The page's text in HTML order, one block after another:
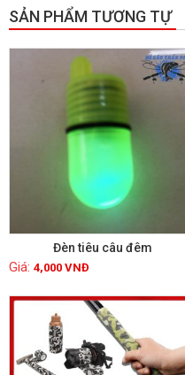
SẢN PHẨM TƯƠNG TỰ
Xem chi tiết
Đèn tiêu câu đêm
4,000 VNĐ
GIẢM GIÁ!